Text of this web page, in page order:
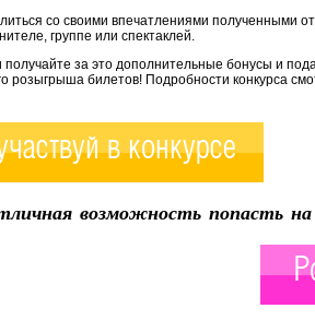
со своими впечатлениями полученными
группе или спектаклей.
за это дополнительные бонусы и
розыгрыша билетов! Подробности конкурса
в конкурсе
возможность попасть